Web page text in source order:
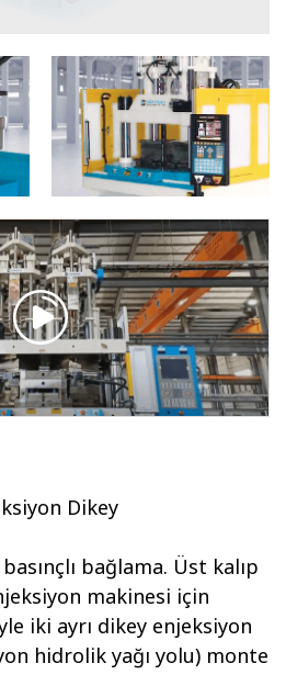
Dikey
bağlama. Üst kalıp
makinesi için
iki ayrı dikey enjeksiyon
hidrolik yağı yolu) monte